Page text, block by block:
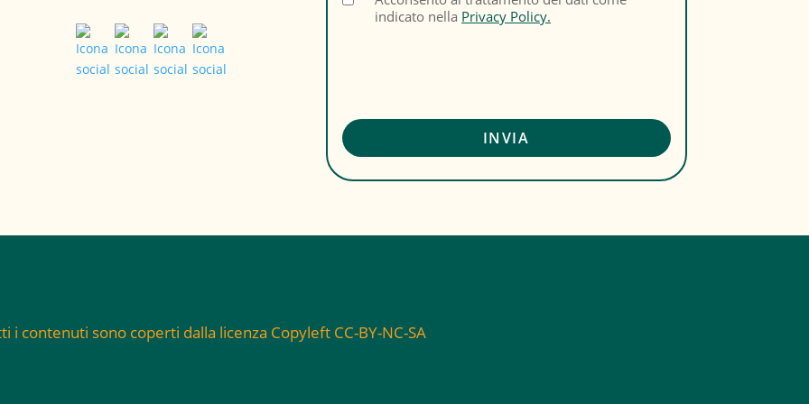
indicato nella Privacy Policy.
i contenuti sono coperti dalla licenza Copyleft CC-BY-NC-SA